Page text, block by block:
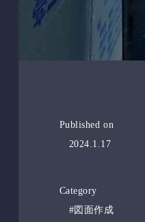
Published on
2024.1.17
Category
図面作成